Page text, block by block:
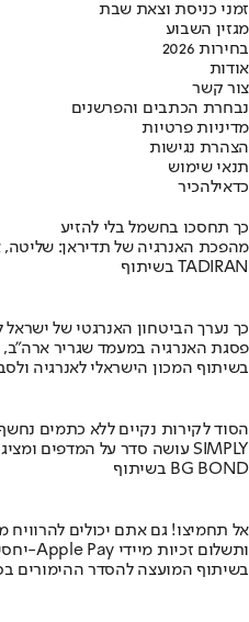
זמני כניסת וצאת שבת
מגזין השבוע
בחירות 2026
אודות
צור קשר
נבחרת הכתבים והפרשנים
מדיניות פרטיות
הצהרת נגישות
תנאי שימוש
כדאילהכיר
כך תחסכו בחשמל בלי להזיע
מהפכת האנרגיה של תדיראן:
בשיתוף TADIRAN
כך נערך הביטחון האנרגטי של
פסגת האנרגיה במעמד שגריר ארה"ב,
בשיתוף המכון הישראלי לאנרגיה
הסוד לקירות נקיים ללא כתמים
מומחה BG BOND עושה סדר על המדפים ומציג את מותג הצבע SIMPLY
בשיתוף BG BOND
אל תחמיצו! גם אתם יכולים להרוויח
יחסי הימור משופרים, הפקדות ב-Apple Pay ותשלום זכיות מיידי
בשיתוף המועצה להסדר ההימורים